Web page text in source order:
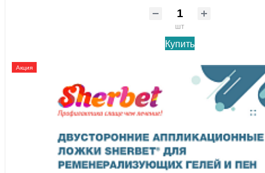
шт
Купить
Акция